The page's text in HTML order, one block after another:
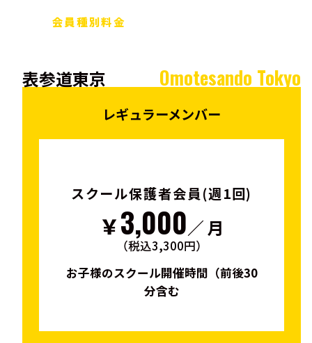
会員種別料金
表参道東京 Omotesando Tokyo
レギュラーメンバー
スクール保護者会員(週1回)
￥3,000／ 月
（税込3,300円）
お子様のスクール開催時間（前後30
分含む